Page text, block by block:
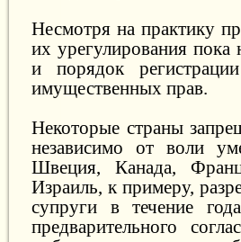
Несмотря на практику
их урегулирования пока
и порядок
имущественных прав.
Некоторые страны
независимо от воли
Швеция, Канада,
Израиль, к примеру,
супруги в течение
предварительного